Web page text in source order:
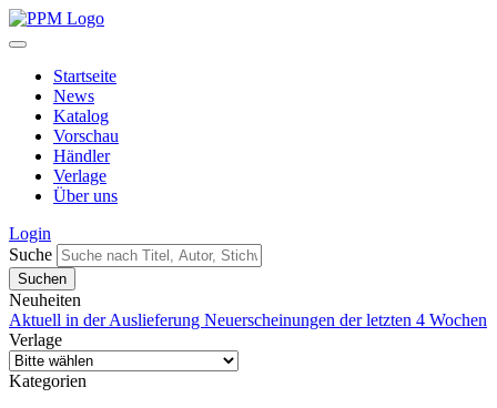
Startseite
News
Katalog
Vorschau
Händler
Verlage
Über uns
Login
Suche
Neuheiten
Aktuell in der Auslieferung Neuerscheinungen der letzten 4 Wochen
Verlage
Kategorien